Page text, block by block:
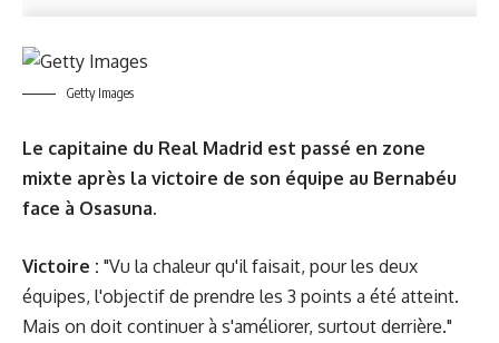
Getty Images
Le capitaine du Real Madrid est passé en zone
mixte après la victoire de son équipe au Bernabéu
face à Osasuna.
Victoire : "Vu la chaleur qu'il faisait, pour les deux
équipes, l'objectif de prendre les 3 points a été atteint.
Mais on doit continuer à s'améliorer, surtout derrière."